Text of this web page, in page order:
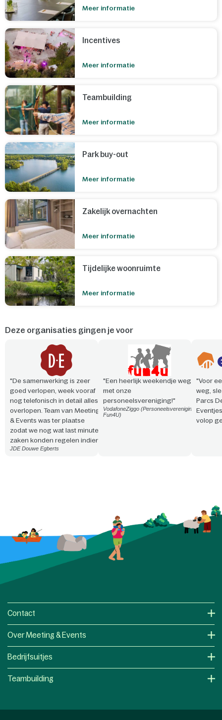
Meer informatie
Incentives
Meer informatie
Teambuilding
Meer informatie
Park buy-out
Meer informatie
Zakelijk overnachten
Meer informatie
Tijdelijke woonruimte
Meer informatie
Deze organisaties gingen je voor
"De samenwerking is zeer
goed verlopen, week vooraf
nog telefonisch in detail alles
overlopen. Team van Meeting
& Events was ter plaatse
zodat we nog wat last minute
zaken konden regelen indien
nodig. Vriendelijke en
JDE Douwe Egberts
"Een heerlijk weekendje weg
met onze
personeelsvereniging!"
VodafoneZiggo (Personeelsvereniging
Fun4U)
"Voor
weg,
Parcs
volop
Contact
Over Meeting & Events
Bedrijfsuitjes
Teambuilding